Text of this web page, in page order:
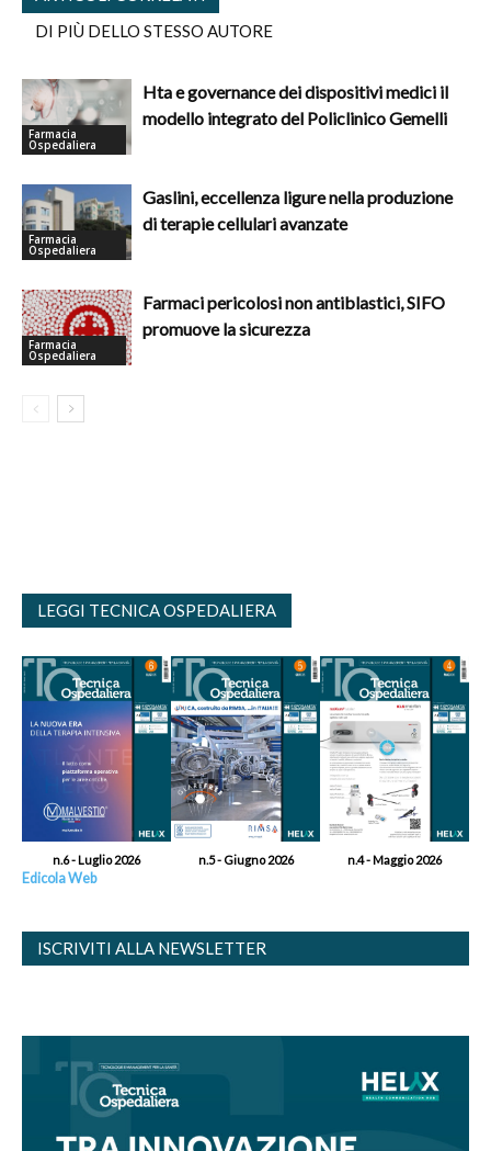
DI PIÙ DELLO STESSO AUTORE
Farmacia
Ospedaliera
Hta e governance dei dispositivi medici il
modello integrato del Policlinico Gemelli
Farmacia
Ospedaliera
Gaslini, eccellenza ligure nella produzione
di terapie cellulari avanzate
Farmacia
Ospedaliera
Farmaci pericolosi non antiblastici, SIFO
promuove la sicurezza
LEGGI TECNICA OSPEDALIERA
n.6 - Luglio 2026 n.5 - Giugno 2026 n.4 - Maggio 2026
Edicola Web
ISCRIVITI ALLA NEWSLETTER